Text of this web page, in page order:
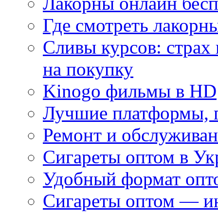
Где смотреть
Сливы курсов:
на покупку
Kinogo фильмы в HD
Лучшие платформы,
Ремонт и
Сигареты оптом в
Удобный формат
Сигареты оптом —